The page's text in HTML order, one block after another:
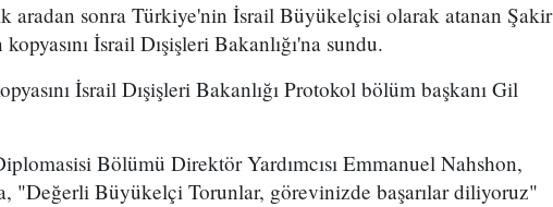
aradan sonra Türkiye'nin İsrail Büyükelçisi olarak atanan Şakir
İsrail Dışişleri Bakanlığı'na sundu.
İsrail Dışişleri Bakanlığı Protokol bölüm başkanı Gil
Bölümü Direktör Yardımcısı Emmanuel Nahshon,
"Değerli Büyükelçi Torunlar, görevinizde başarılar diliyoruz"